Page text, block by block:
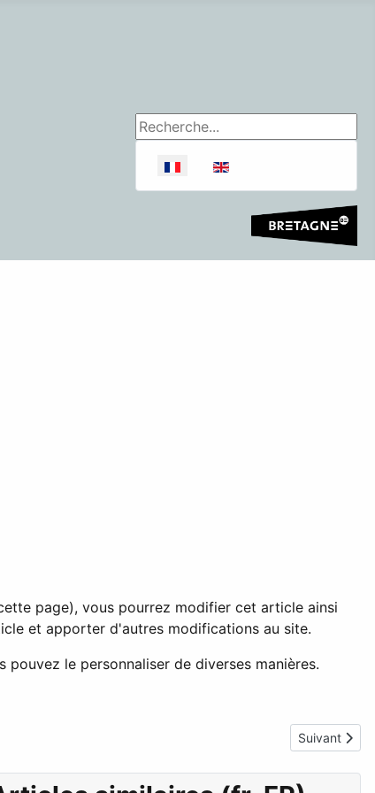
Rechercher
Sélectionnez votre langue
page), vous pourrez modifier cet article ainsi
et apporter d'autres modifications au site.
le personnaliser de diverses manières.
Article
Suivant